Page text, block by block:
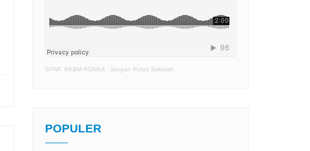
SPNF. PKBM RONAA · Jangan Putus Sekolah
POPULER